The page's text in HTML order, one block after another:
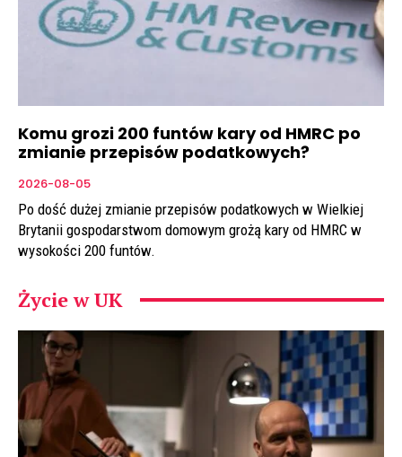
Komu grozi 200 funtów kary od HMRC po
zmianie przepisów podatkowych?
2026-08-05
Po dość dużej zmianie przepisów podatkowych w Wielkiej
Brytanii gospodarstwom domowym grożą kary od HMRC w
wysokości 200 funtów.
Życie w UK